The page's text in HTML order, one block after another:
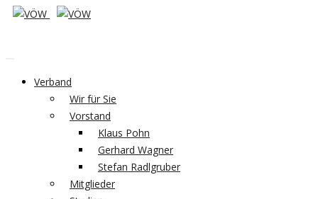
Verband
Wir für Sie
Vorstand
Klaus Pohn
Gerhard Wagner
Stefan Radlgruber
Mitglieder